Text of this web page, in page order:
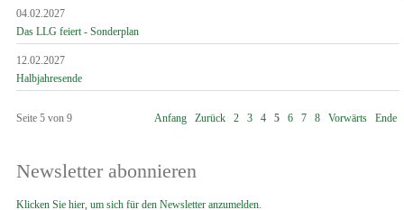
04.02.2027
Das LLG feiert - Sonderplan
12.02.2027
Halbjahresende
Seite 5 von 9 Anfang Zurück 2 3 4 5 6 7 8 Vorwärts Ende
Newsletter abonnieren
Klicken Sie hier, um sich für den Newsletter anzumelden.